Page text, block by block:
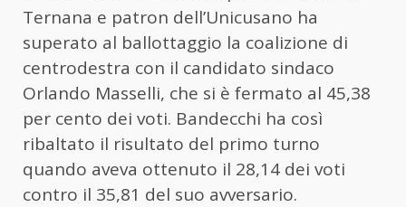
Ternana e patron dell’Unicusano ha
superato al ballottaggio la coalizione di
centrodestra con il candidato sindaco
Orlando Masselli, che si è fermato al 45,38
per cento dei voti. Bandecchi ha così
ribaltato il risultato del primo turno
quando aveva ottenuto il 28,14 dei voti
contro il 35,81 del suo avversario.